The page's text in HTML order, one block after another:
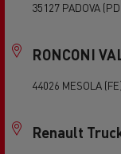
35127 PADOVA
RONCONI
44026 MESOLA (FE)
Renault